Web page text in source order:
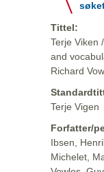
Tittel:
Terje Viken
and
Richard
Terje Vigen
Forfatter/
Ibsen,
Michelet,